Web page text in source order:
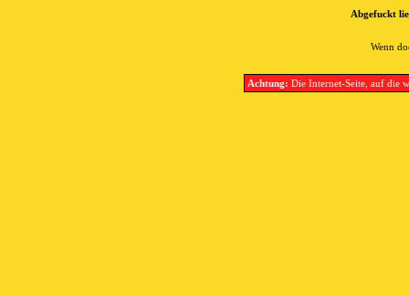
Abgefuckt
Wenn
Achtung: Die Internet-Seite, auf die